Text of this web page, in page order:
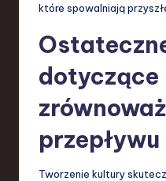
które spowalniają
dotyczące
przepływu
Tworzenie kultury